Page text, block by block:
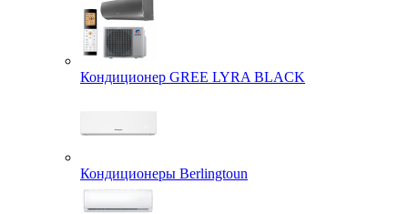
Кондиционер GREE LYRA BLACK
Кондиционеры Berlingtoun